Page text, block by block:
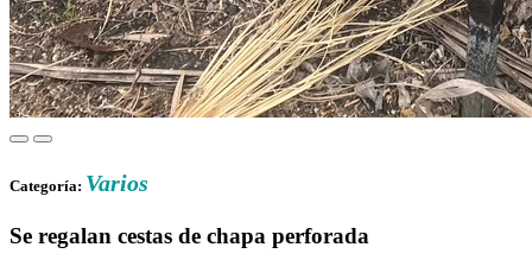
Categoría: Varios
Se regalan cestas de chapa perforada